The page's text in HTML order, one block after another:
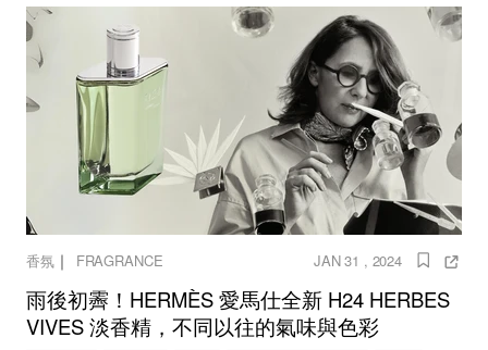
香氛｜ FRAGRANCE JAN 31 , 2024
雨後初霽！HERMÈS 愛馬仕全新 H24 HERBES
VIVES 淡香精，不同以往的氣味與色彩